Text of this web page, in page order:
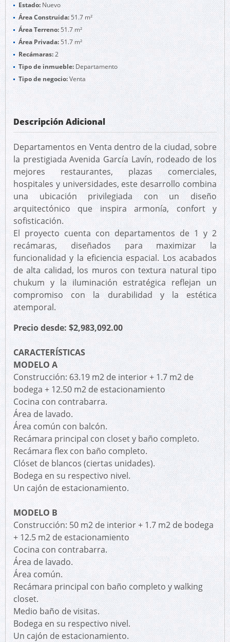
Estado:Nuevo
Área Construida:51.7 m²
Área Terreno:51.7 m²
Área Privada:51.7 m²
Recámaras:2
Tipo de inmueble:Departamento
Tipo de negocio:Venta
Descripción Adicional
Departamentos en Venta dentro de la ciudad, sobre
la prestigiada Avenida García Lavín, rodeado de los
mejores restaurantes, plazas comerciales,
hospitales y universidades, este desarrollo combina
una ubicación privilegiada con un diseño
arquitectónico que inspira armonía, confort y
sofisticación.
El proyecto cuenta con departamentos de 1 y 2
recámaras, diseñados para maximizar la
funcionalidad y la eficiencia espacial. Los acabados
de alta calidad, los muros con textura natural tipo
chukum y la iluminación estratégica reflejan un
compromiso con la durabilidad y la estética
atemporal.
Precio desde: $2,983,092.00
CARACTERÍSTICAS
MODELO A
Construcción: 63.19 m2 de interior + 1.7 m2 de
bodega + 12.50 m2 de estacionamiento
Cocina con contrabarra.
Área de lavado.
Área común con balcón.
Recámara principal con closet y baño completo.
Recámara flex con baño completo.
Clóset de blancos (ciertas unidades).
Bodega en su respectivo nivel.
Un cajón de estacionamiento.
MODELO B
Construcción: 50 m2 de interior + 1.7 m2 de bodega
+ 12.5 m2 de estacionamiento
Cocina con contrabarra.
Área de lavado.
Área común.
Recámara principal con baño completo y walking
closet.
Medio baño de visitas.
Bodega en su respectivo nivel.
Un cajón de estacionamiento.